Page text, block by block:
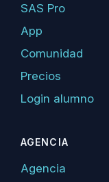
SAS Pro
App
Comunidad
Precios
Login alumno
AGENCIA
Agencia